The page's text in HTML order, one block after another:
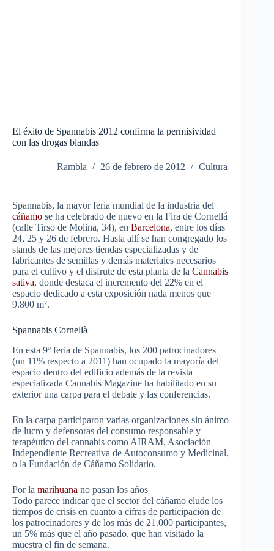
El éxito de Spannabis 2012 confirma la permisividad
con las drogas blandas
Rambla 26 de febrero de 2012 Cultura
Spannabis, la mayor feria mundial de la industria del
cáñamo se ha celebrado de nuevo en la Fira de Cornellá
(calle Tirso de Molina, 34), en Barcelona, entre los días
24, 25 y 26 de febrero. Hasta allí se han congregado los
stands de las mejores tiendas especializadas y de
fabricantes de semillas y demás materiales necesarios
para el cultivo y el disfrute de esta planta de la Cannabis
sativa, donde destaca el incremento del 22% en el
espacio dedicado a esta exposición nada menos que
9.800 m².
Spannabis Cornellà
En esta 9º feria de Spannabis, los 200 patrocinadores
(un 11% respecto a 2011) han ocupado la mayoría del
espacio dentro del edificio además de la revista
especializada Cannabis Magazine ha habilitado en su
exterior una carpa para el debate y las conferencias.
En la carpa participaron varias organizaciones sin ánimo
de lucro y defensoras del consumo responsable y
terapéutico del cannabis como AIRAM, Asociación
Independiente Recreativa de Autoconsumo y Medicinal,
o la Fundación de Cáñamo Solidario.
Por la marihuana no pasan los años
Todo parece indicar que el sector del cáñamo elude los
tiempos de crisis en cuanto a cifras de participación de
los patrocinadores y de los más de 21.000 participantes,
un 5% más que el año pasado, que han visitado la
muestra el fin de semana.